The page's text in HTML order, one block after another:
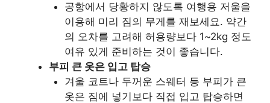
공항에서 당황하지 않도록 여행용 저울을
이용해 미리 짐의 무게를 재보세요. 약간
의 오차를 고려해 허용량보다 1~2kg 정도
여유 있게 준비하는 것이 좋습니다.
부피 큰 옷은 입고 탑승
겨울 코트나 두꺼운 스웨터 등 부피가 큰
옷은 짐에 넣기보다 직접 입고 탑승하면